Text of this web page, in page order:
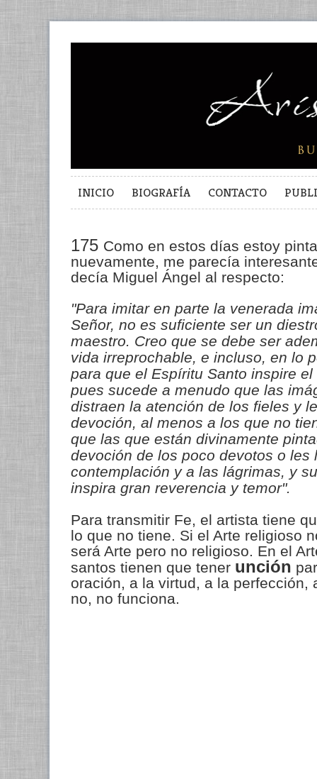
INICIO BIOGRAFÍA CONTACTO
175 Como en estos días estoy
nuevamente, me parecía
decía Miguel Ángel al respecto:
"Para imitar en parte la venerada
Señor, no es suficiente ser un
maestro. Creo que se debe ser
vida irreprochable, e incluso, en lo
para que el Espíritu Santo inspire
pues sucede a menudo que las
distraen la atención de los fieles y
devoción, al menos a los que no
que las que están divinamente
devoción de los poco devotos o les
contemplación y a las lágrimas, y
inspira gran reverencia y temor".
Para transmitir Fe, el artista tiene
lo que no tiene. Si el Arte religioso
será Arte pero no religioso. En el
santos tienen que tener unción
oración, a la virtud, a la
no, no funciona.